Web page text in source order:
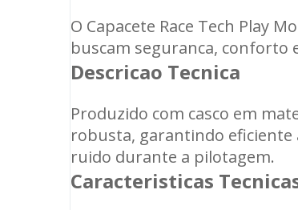
O Capacete Race Tech Play
buscam seguranca, conforto
Descricao Tecnica
Produzido com casco em
robusta, garantindo eficiente
ruido durante a pilotagem.
Caracteristicas